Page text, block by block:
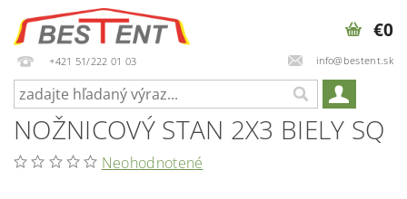
+421 51/222 01 03 info@bestent.sk
€0
NOŽNICOVÝ STAN 2X3 BIELY SQ
Neohodnotené